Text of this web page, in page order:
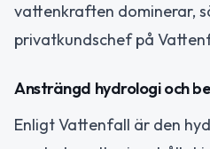
vattenkraften dominerar,
privatkundschef på
Ansträngd hydrologi och
Enligt Vattenfall är den